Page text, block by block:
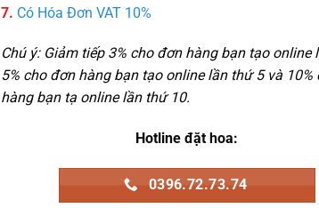
7. Có Hóa Đơn VAT 10%
Chú ý: Giảm tiếp 3% cho đơn hàng bạn tạo online
5% cho đơn hàng bạn tạo online lần thứ 5 và 10%
hàng bạn tạ online lần thứ 10.
Hotline đặt hoa:
0396.72.73.74